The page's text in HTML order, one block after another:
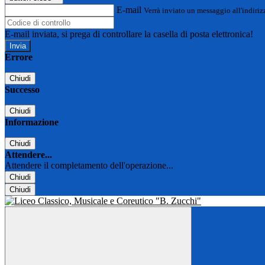
E-mail Verrà inviato un messaggio
E-mail inviata, si prega di controllare la casella di posta elettronica!
Errore
Chiudi
Successo
Chiudi
Informazione
Chiudi
Attendere...
Attendere il completamento dell'operazione...
Chiudi
Chiudi